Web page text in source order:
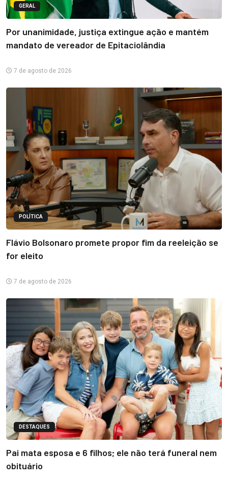
GERAL
Por unanimidade, justiça extingue ação e mantém
mandato de vereador de Epitaciolândia
7 de agosto de 2026
POLÍTICA
Flávio Bolsonaro promete propor fim da reeleição se
for eleito
7 de agosto de 2026
DESTAQUES
Pai mata esposa e 6 filhos; ele não terá funeral nem
obituário